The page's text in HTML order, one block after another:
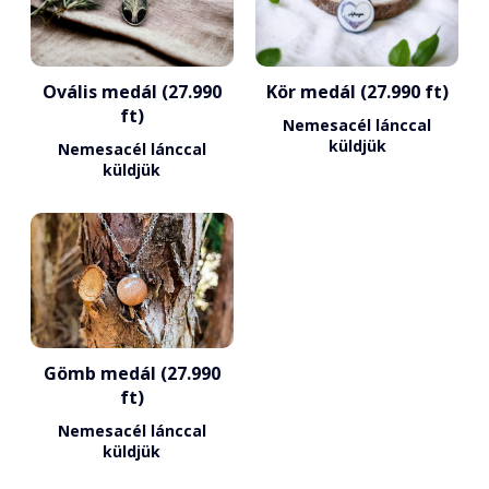
Ovális medál (27.990
ft)
Nemesacél lánccal
küldjük
Kör medál (27.990 ft)
Nemesacél lánccal
küldjük
Gömb medál (27.990
ft)
Nemesacél lánccal
küldjük